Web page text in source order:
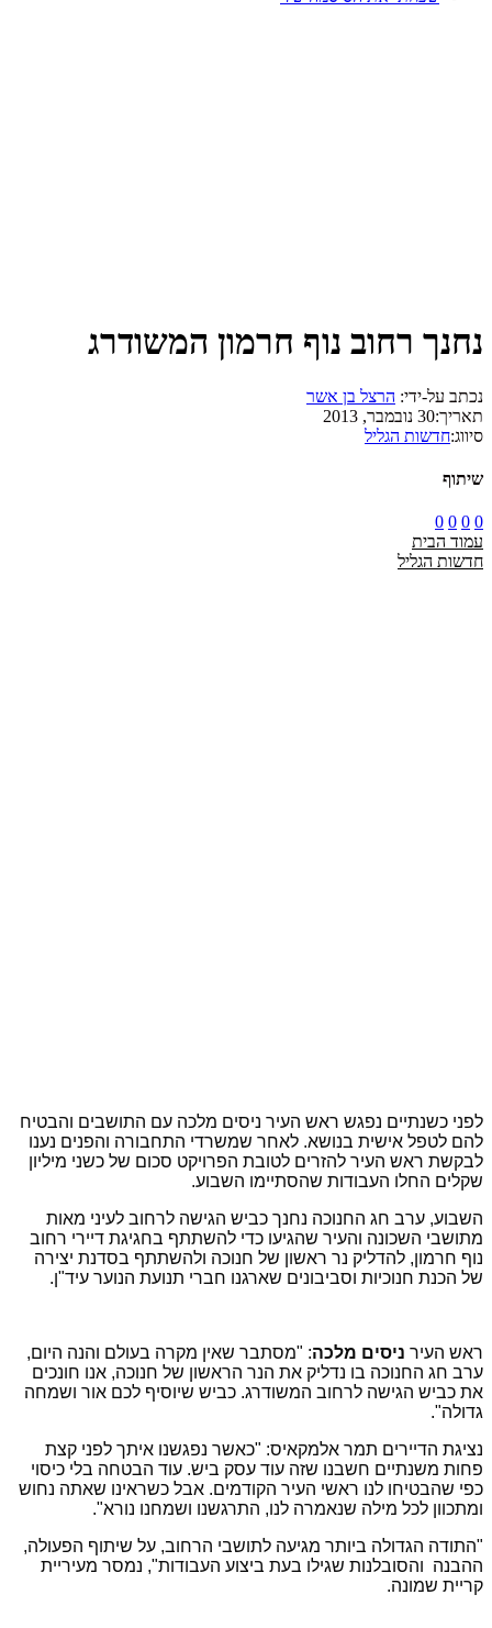
נחנך רחוב נוף חרמון המשודרג
נכתב על-ידי: הרצל בן אשר
תאריך:30 נובמבר, 2013
סיווג:חדשות הגליל
שיתוף
0
0
0
0
עמוד הבית
חדשות הגליל
לפני כשנתיים נפגש ראש העיר ניסים מלכה עם התושבים והבטיח
להם לטפל אישית בנושא. לאחר שמשרדי התחבורה והפנים נענו
לבקשת ראש העיר להזרים לטובת הפרויקט סכום של כשני מיליון
שקלים החלו העבודות שהסתיימו השבוע.
השבוע, ערב חג החנוכה נחנך כביש הגישה לרחוב לעיני מאות
מתושבי השכונה והעיר שהגיעו כדי להשתתף בחגיגת דיירי רחוב
נוף חרמון, להדליק נר ראשון של חנוכה ולהשתתף בסדנת יצירה
של הכנת חנוכיות וסביבונים שארגנו חברי תנועת הנוער עיד"ן.
ראש העיר ניסים מלכה: "מסתבר שאין מקרה בעולם והנה היום,
ערב חג החנוכה בו נדליק את הנר הראשון של חנוכה, אנו חונכים
את כביש הגישה לרחוב המשודרג. כביש שיוסיף לכם אור ושמחה
גדולה".
נציגת הדיירים תמר אלמקאיס: "כאשר נפגשנו איתך לפני קצת
פחות משנתיים חשבנו שזה עוד עסק ביש. עוד הבטחה בלי כיסוי
כפי שהבטיחו לנו ראשי העיר הקודמים. אבל כשראינו שאתה נחוש
ומתכוון לכל מילה שנאמרה לנו, התרגשנו ושמחנו נורא".
"התודה הגדולה ביותר מגיעה לתושבי הרחוב, על שיתוף הפעולה,
ההבנה והסובלנות שגילו בעת ביצוע העבודות", נמסר מעיריית
קריית שמונה.